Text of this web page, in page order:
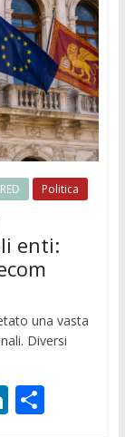
Politica
enti:
una vasta
Diversi
Li C